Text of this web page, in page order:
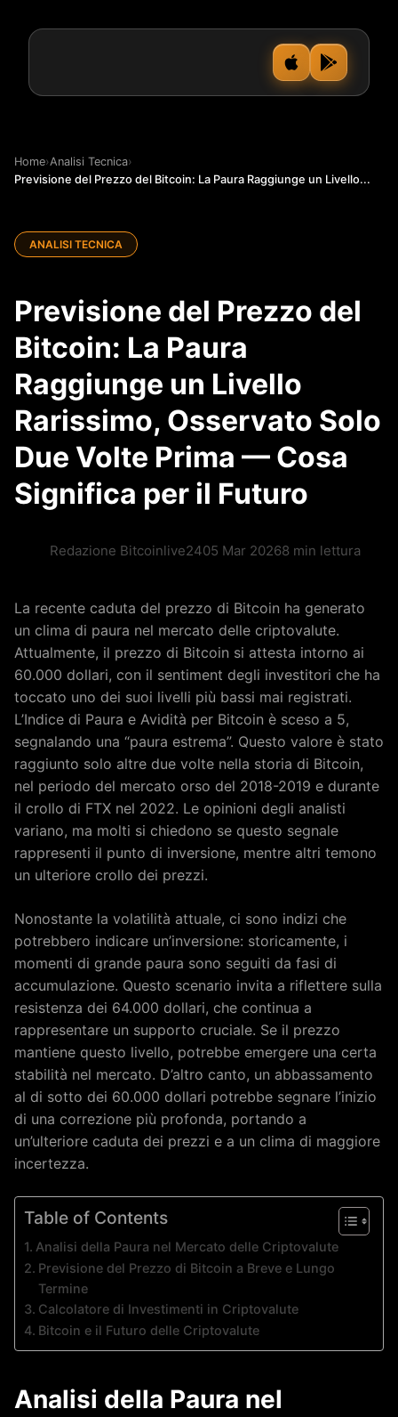
Home›Analisi Tecnica›
Previsione del Prezzo del Bitcoin: La Paura Raggiunge un Livello...
ANALISI TECNICA
Previsione del Prezzo del
Bitcoin: La Paura
Raggiunge un Livello
Rarissimo, Osservato Solo
Due Volte Prima — Cosa
Significa per il Futuro
Redazione Bitcoinlive2405 Mar 20268 min lettura
La recente caduta del prezzo di Bitcoin ha generato
un clima di paura nel mercato delle criptovalute.
Attualmente, il prezzo di Bitcoin si attesta intorno ai
60.000 dollari, con il sentiment degli investitori che ha
toccato uno dei suoi livelli più bassi mai registrati.
L’Indice di Paura e Avidità per Bitcoin è sceso a 5,
segnalando una “paura estrema”. Questo valore è stato
raggiunto solo altre due volte nella storia di Bitcoin,
nel periodo del mercato orso del 2018-2019 e durante
il crollo di FTX nel 2022. Le opinioni degli analisti
variano, ma molti si chiedono se questo segnale
rappresenti il punto di inversione, mentre altri temono
un ulteriore crollo dei prezzi.
Nonostante la volatilità attuale, ci sono indizi che
potrebbero indicare un’inversione: storicamente, i
momenti di grande paura sono seguiti da fasi di
accumulazione. Questo scenario invita a riflettere sulla
resistenza dei 64.000 dollari, che continua a
rappresentare un supporto cruciale. Se il prezzo
mantiene questo livello, potrebbe emergere una certa
stabilità nel mercato. D’altro canto, un abbassamento
al di sotto dei 60.000 dollari potrebbe segnare l’inizio
di una correzione più profonda, portando a
un’ulteriore caduta dei prezzi e a un clima di maggiore
incertezza.
Table of Contents
Analisi della Paura nel Mercato delle Criptovalute
Previsione del Prezzo di Bitcoin a Breve e Lungo
Termine
Calcolatore di Investimenti in Criptovalute
Bitcoin e il Futuro delle Criptovalute
Analisi della Paura nel